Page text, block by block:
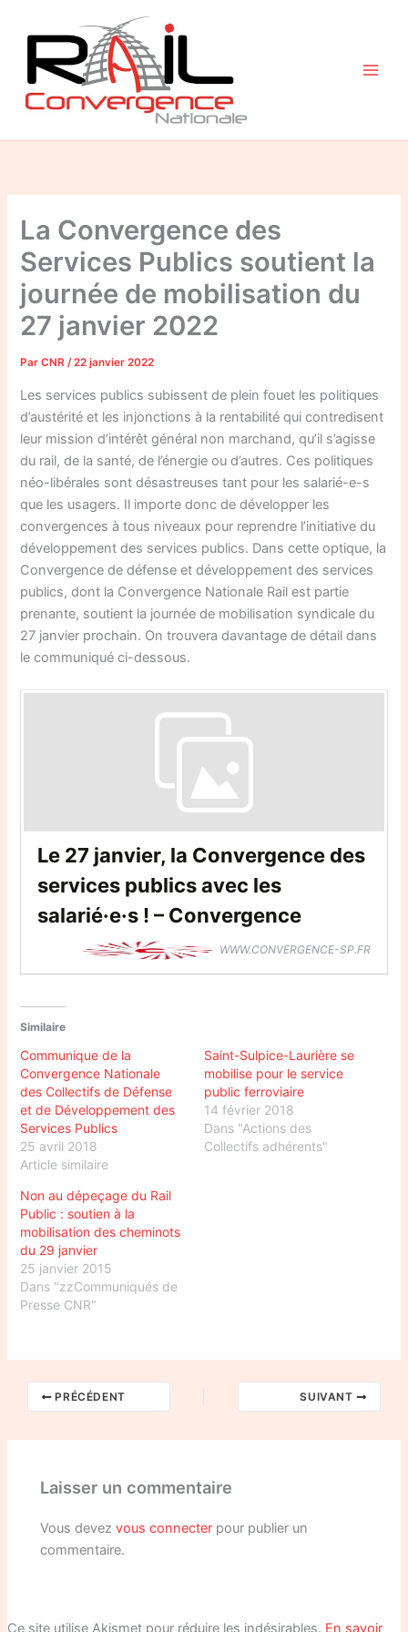
contenu
La Convergence des
Services Publics soutient la
journée de mobilisation du
27 janvier 2022
ParCNR/22 janvier 2022
Les services publics subissent de plein fouet les politiques
d’austérité et les injonctions à la rentabilité qui contredisent
leur mission d’intérêt général non marchand, qu’il s’agisse
du rail, de la santé, de l’énergie ou d’autres. Ces politiques
néo-libérales sont désastreuses tant pour les salarié-e-s
que les usagers. Il importe donc de développer les
convergences à tous niveaux pour reprendre l’initiative du
développement des services publics. Dans cette optique, la
Convergence de défense et développement des services
publics, dont la Convergence Nationale Rail est partie
prenante, soutient la journée de mobilisation syndicale du
27 janvier prochain. On trouvera davantage de détail dans
le communiqué ci-dessous.
Le 27 janvier, la Convergence des
services publics avec les
salarié·e·s ! – Convergence
WWW.CONVERGENCE-SP.FR
Similaire
Communique de la
Convergence Nationale
des Collectifs de Défense
et de Développement des
Services Publics
25 avril 2018
Article similaire
Saint-Sulpice-Laurière se
mobilise pour le service
public ferroviaire
14 février 2018
Dans "Actions des
Collectifs adhérents"
Non au dépeçage du Rail
Public : soutien à la
mobilisation des cheminots
du 29 janvier
25 janvier 2015
Dans "zzCommuniqués de
Presse CNR"
PRÉCÉDENT SUIVANT
Laisser un commentaire
Vous devezvous connecter pour publier un
commentaire.
Ce site utilise Akismet pour réduire les indésirables. En savoir